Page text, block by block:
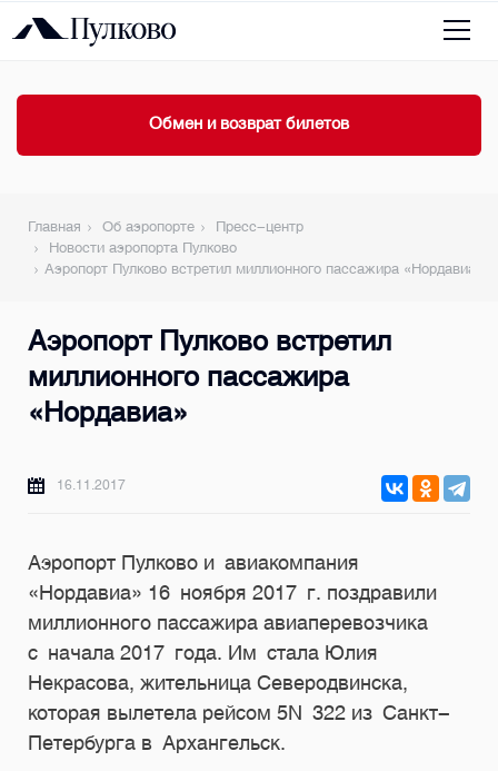
Обмен и возврат билетов
Главная Об аэропорте
Пресс-центр
Новости аэропорта Пулково
Аэропорт Пулково встретил миллионного пассажира «Нордавиа»
Аэропорт Пулково встретил
миллионного пассажира
«Нордавиа»
16.11.2017
Аэропорт Пулково и авиакомпания
«Нордавиа» 16 ноября 2017 г. поздравили
миллионного пассажира авиаперевозчика
с начала 2017 года. Им стала Юлия
Некрасова, жительница Северодвинска,
которая вылетела рейсом 5N 322 из Санкт-
Петербурга в Архангельск.